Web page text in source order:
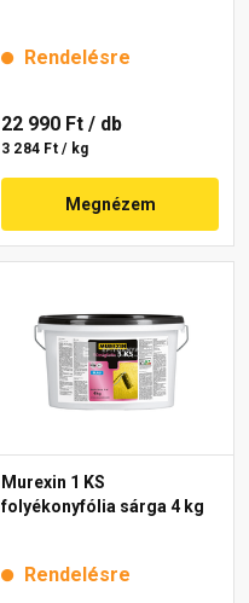
Rendelésre
22 990 Ft / db
3 284 Ft / kg
Megnézem
Murexin 1 KS
folyékonyfólia sárga 4 kg
Rendelésre